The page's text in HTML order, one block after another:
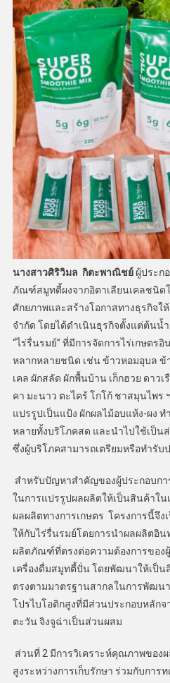
นางสาวศิริวิมล กิตะพาณิชย์ผู้ประก
ภัณฑ์สมูทตี้ผงจากอิตาเลียนเคลชนิด
ศักยภาพและสร้างโอกาสทางธุรกิจใ
จำกัด โดยได้ดำเนินธุรกิจตั้งแต่ต้นน้
“ไร่รื่นรมย์” ที่มีการจัดการไร่เกษตร
หลากหลายชนิด เช่น ข้าวหอมอุบล ข้
เคล ผักสลัด ผักพื้นบ้าน เก็กฮวย ดาว
คา มะนาว ตะไคร้ โกโก้ ชาสมุนไพร
แปรรูปเป็นแป้ง ผักผลไม้อบแห้ง-ผง
หลายทั้งบริโภคสด และนำไปใช้เป็น
ซึ่งผู้บริโภคสามารถเตรียมหรือทำรับ
สำหรับปัญหาสำคัญของผู้ประกอบกา
ในการแปรรูปผลผลิตให้เป็นสินค้าใ
ผลผลิตทางการเกษตร โครงการนี้จึง
ให้กับไร่รื่นรมย์โดยการนำผลผลิตอิ
ผลิตภัณฑ์ที่ตรงต่อความต้องการขอ
เครื่องดื่มสมูทตี้ปั่น โดยพัฒนาให้เป็
ตรงตามมาตรฐานสากลในการพัฒ
โปรไบโอติกสูงที่มีส่วนประกอบหลักจ
ตะวัน จิงจูฉ่าเป็นส่วนผสม
ส่วนที่ 2 มีการวิเคราะห์คุณภาพขอ
สูงระหว่างการเก็บรักษา ร่วมกับการ